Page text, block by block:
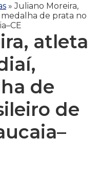
»Juliano Moreira,
de prata no
atleta
de
de